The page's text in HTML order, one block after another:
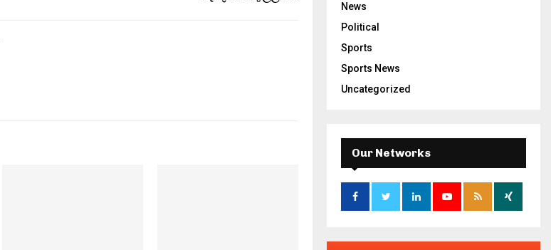
News
Political
Sports
Sports News
Uncategorized
Our Networks